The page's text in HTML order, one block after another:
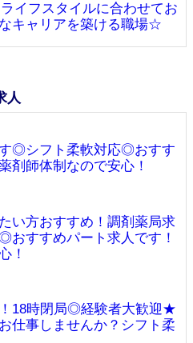
イフスタイルに合わせてお
キャリアを築ける職場☆
人
す◎シフト柔軟対応◎おすす
剤師体制なので安心！
い方おすすめ！調剤薬局求
すすめパート求人です！
！
！18時閉局◎経験者大歓迎★
仕事しませんか？シフト柔